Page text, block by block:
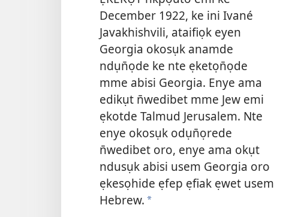
December 1922, ke ini Ivané
Javakhishvili, ataifiọk eyen
Georgia okosụk anamde
ndụn̄ọde ke nte ẹketọn̄ọde
mme abisi Georgia. Enye ama
edikụt n̄wedibet mme Jew emi
ẹkotde Talmud Jerusalem. Nte
enye okosụk odụn̄ọrede
n̄wedibet oro, enye ama okụt
ndusụk abisi usem Georgia oro
ẹkesọhide ẹfep ẹfiak ẹwet usem
Hebrew. *